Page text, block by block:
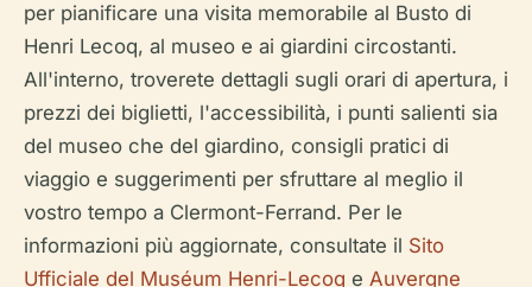
per pianificare una visita memorabile al Busto di
Henri Lecoq, al museo e ai giardini circostanti.
All'interno, troverete dettagli sugli orari di apertura, i
prezzi dei biglietti, l'accessibilità, i punti salienti sia
del museo che del giardino, consigli pratici di
viaggio e suggerimenti per sfruttare al meglio il
vostro tempo a Clermont-Ferrand. Per le
informazioni più aggiornate, consultate il Sito
Ufficiale del Muséum Henri-Lecoq e Auvergne